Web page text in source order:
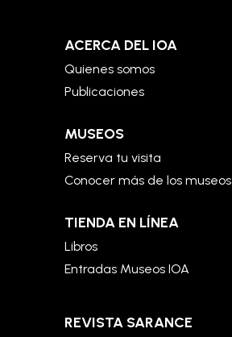
ACERCA DEL IOA
Quienes somos
Publicaciones
MUSEOS
Reserva tu visita
Conocer más de los museos
TIENDA EN LÍNEA
Libros
Entradas Museos IOA
REVISTA SARANCE